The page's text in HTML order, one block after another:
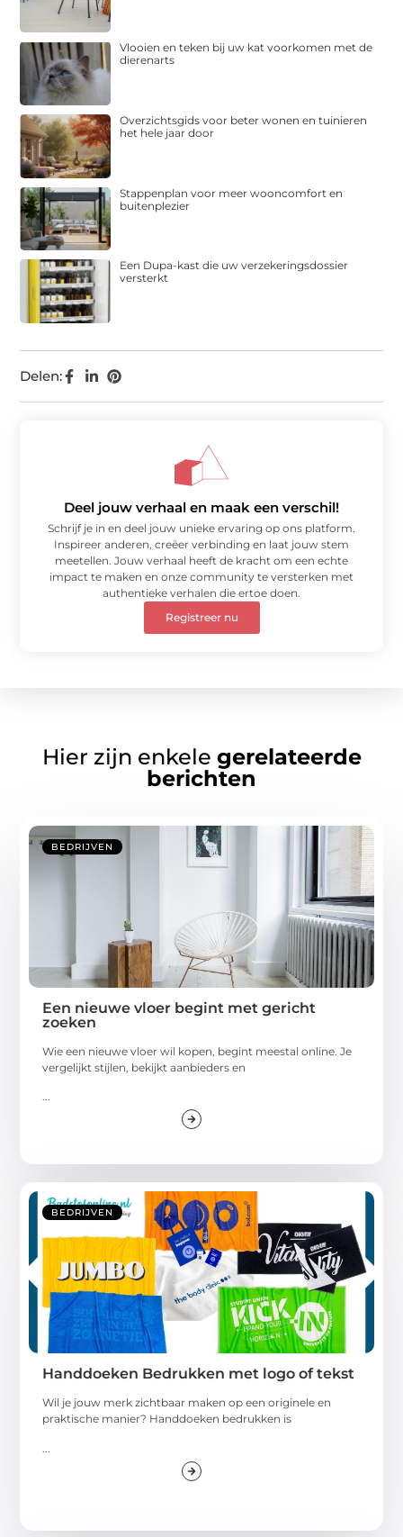
Delen:
Vlooien en teken bij uw kat voorkomen met de
dierenarts
Overzichtsgids voor beter wonen en tuinieren
het hele jaar door
Stappenplan voor meer wooncomfort en
buitenplezier
Een Dupa-kast die uw verzekeringsdossier
versterkt
Deel jouw verhaal en maak een verschil!
Schrijf je in en deel jouw unieke ervaring op ons platform.
Inspireer anderen, creëer verbinding en laat jouw stem
meetellen. Jouw verhaal heeft de kracht om een echte
impact te maken en onze community te versterken met
authentieke verhalen die ertoe doen.
Registreer nu
Hier zijn enkele gerelateerde
berichten
BEDRIJVEN
Een nieuwe vloer begint met gericht
zoeken
Wie een nieuwe vloer wil kopen, begint meestal online. Je
vergelijkt stijlen, bekijkt aanbieders en
...
BEDRIJVEN
Handdoeken Bedrukken met logo of tekst
Wil je jouw merk zichtbaar maken op een originele en
praktische manier? Handdoeken bedrukken is